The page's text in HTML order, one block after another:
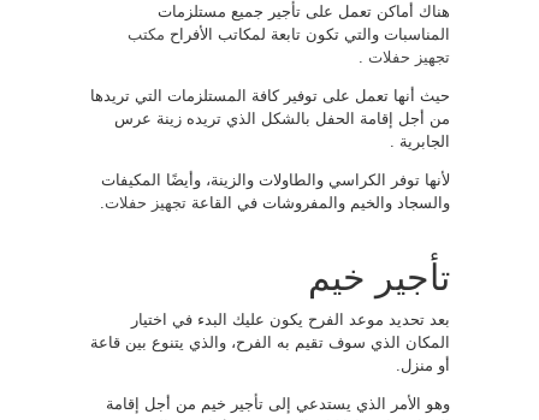
هناك أماكن تعمل على تأجير جميع مستلزمات
المناسبات والتي تكون تابعة لمكاتب الأفراح مكتب
تجهيز حفلات
حيث أنها تعمل على توفير كافة المستلزمات التي تريدها
من أجل إقامة الحفل بالشكل الذي تريده زينة عرس
الجابرية .
لأنها توفر الكراسي والطاولات والزينة، وأيضًا المكيفات
والسجاد والخيم والمفروشات في القاعة تجهيز حفلات
تأجير خيم
بعد تحديد موعد الفرح يكون عليك البدء في اختيار
المكان الذي سوف تقيم به الفرح، والذي يتنوع بين قاعة
أو منزل.
وهو الأمر الذي يستدعي إلى تأجير خيم من أجل إقامة